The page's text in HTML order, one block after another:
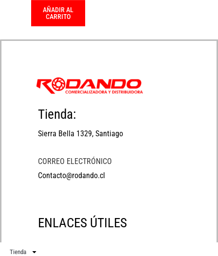
AÑADIR AL
CARRITO
Tienda:
Sierra Bella 1329, Santiago
CORREO ELECTRÓNICO
Contacto@rodando.cl
ENLACES ÚTILES
Tienda